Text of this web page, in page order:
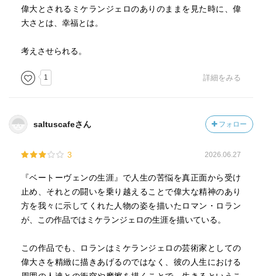
偉大とされるミケランジェロのありのままを見た時に、偉
大さとは、幸福とは。
考えさせられる。
1 詳細をみる
saltuscafeさん フォロー
3 2026.06.27
『ベートーヴェンの生涯』で人生の苦悩を真正面から受け
止め、それとの闘いを乗り越えることで偉大な精神のあり
方を我々に示してくれた人物の姿を描いたロマン・ロラン
が、この作品ではミケランジェロの生涯を描いている。
この作品でも、ロランはミケランジェロの芸術家としての
偉大さを精緻に描きあげるのではなく、彼の人生における